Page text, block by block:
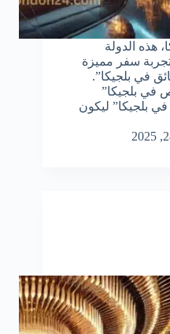
هذه الدولة
تجربة سفر مميزة
في بلجيكا”.
في بلجيكا”
في بلجيكا” ليكون